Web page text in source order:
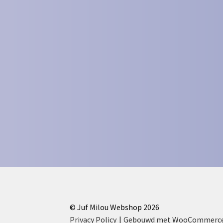
© Juf Milou Webshop 2026
Privacy Policy
Gebouwd met